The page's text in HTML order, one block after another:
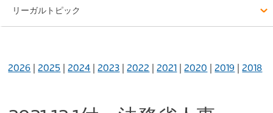
リーガルトピック
2026 |2025 |2024 |2023 |2022 |2021 |2020 |2019 |2018